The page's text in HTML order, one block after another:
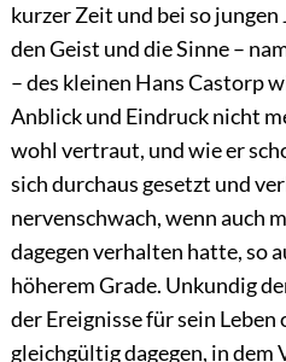
kurzer Zeit und bei so jungen
den Geist und die Sinne –
– des kleinen Hans Castorp
Anblick und Eindruck nicht
wohl vertraut, und wie er
sich durchaus gesetzt und
nervenschwach, wenn auch
dagegen verhalten hatte, so
höherem Grade. Unkundig
der Ereignisse für sein
gleichgültig dagegen, in dem